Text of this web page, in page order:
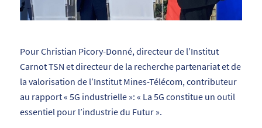
Pour Christian Picory-Donné, directeur de l’Institut
Carnot TSN et directeur de la recherche partenariat et de
la valorisation de l’Institut Mines-Télécom, contributeur
au rapport « 5G industrielle »: « La 5G constitue un outil
essentiel pour l’industrie du Futur ».